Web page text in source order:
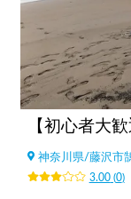
【初心者大
神奈川県/藤沢市
3.00(0)